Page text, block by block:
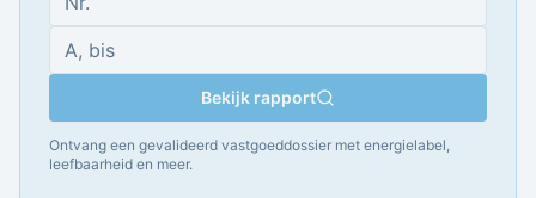
Bekijk rapport
Ontvang een gevalideerd vastgoeddossier met energielabel,
leefbaarheid en meer.